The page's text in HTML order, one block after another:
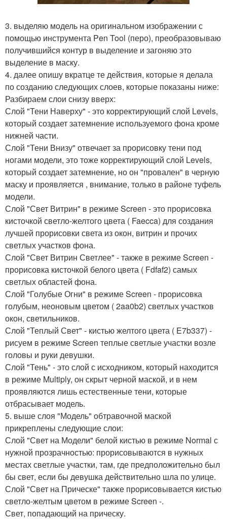
3. выделяю модель на оригинальном изображении с
помощью инструмента Pen Tool (перо), преобразовываю
получившийся контур в выделение и загоняю это
выделение в маску.
4. далее опишу вкратце те действия, которые я делала
по созданию следующих слоев, которые показаны ниже:
Разбираем слои снизу вверх:
Слой "Тени Наверху" - это корректирующий слой Levels,
который создает затемнение используемого фона кроме
нижней части.
Слой "Тени Внизу" отвечает за прорисовку тени под
ногами модели, это тоже корректирующий слой Levels,
который создает затемнение, но он "провален" в черную
маску и проявляется , внимание, только в районе туфель
модели.
Слой "Свет Витрин" в режиме Screen - это прорисовка
кисточкой светло-желтого цвета ( Faecca) для создания
лучшей прорисовки света из окон, витрин и прочих
светлых участков фона.
Слой "Свет Витрин Светлее" - также в режиме Screen -
прорисовка кисточкой белого цвета ( Fdfaf2) самых
светлых областей фона.
Слой "Голубые Огни" в режиме Screen - прорисовка
голубым, неоновым цветом ( 2aa0b2) светлых участков
окон, светильников.
Слой "Теплый Свет" - кистью желтого цвета ( E7b337) -
рисуем в режиме Screen теплые светлые участки возле
головы и руки девушки.
Слой "Тень" - это слой с исходником, который находится
в режиме Multiply, он скрыт черной маской, и в нем
проявляются лишь естественные тени, которые
отбрасывает модель.
5. выше слоя "Модель" обтравочной маской
прикреплены следующие слои:
Слой "Свет на Модели" белой кистью в режиме Normal с
нужной прозрачностью: прорисовываются в нужных
местах светлые участки, там, где предположительно был
бы свет, если бы девушка действительно шла по улице.
Слой "Свет на Прическе" также прорисовывается кистью
светло-желтым цветом в режиме Screen -.
Свет, попадающий на прическу.